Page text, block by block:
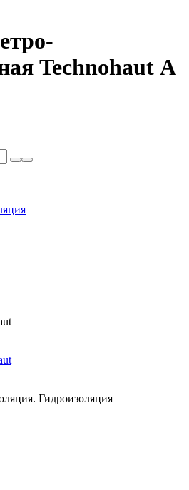
Technohaut А
Гидроизоляция